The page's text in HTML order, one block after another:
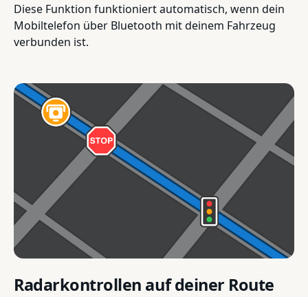
Diese Funktion funktioniert automatisch, wenn dein
Mobiltelefon über Bluetooth mit deinem Fahrzeug
verbunden ist.
Radarkontrollen auf deiner Route